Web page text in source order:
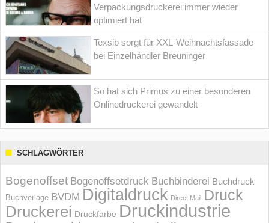
Verpackungsdruckerei immer wieder
optimiert hat
Texsib sorgt für XXL-Weihnachtsfassade
bei Einzelhändler Breuninger
So hat sich Primus zu einer besonderen
Onlinedruckerei gewandelt
SCHLAGWÖRTER
Bogenoffset Bogenoffsetdruck Buchbinderei Buchdruck
Buchverlage BVDM Digitaldruck Direct Mail Druck
Druckerei Druckfarbe Druckindustrie